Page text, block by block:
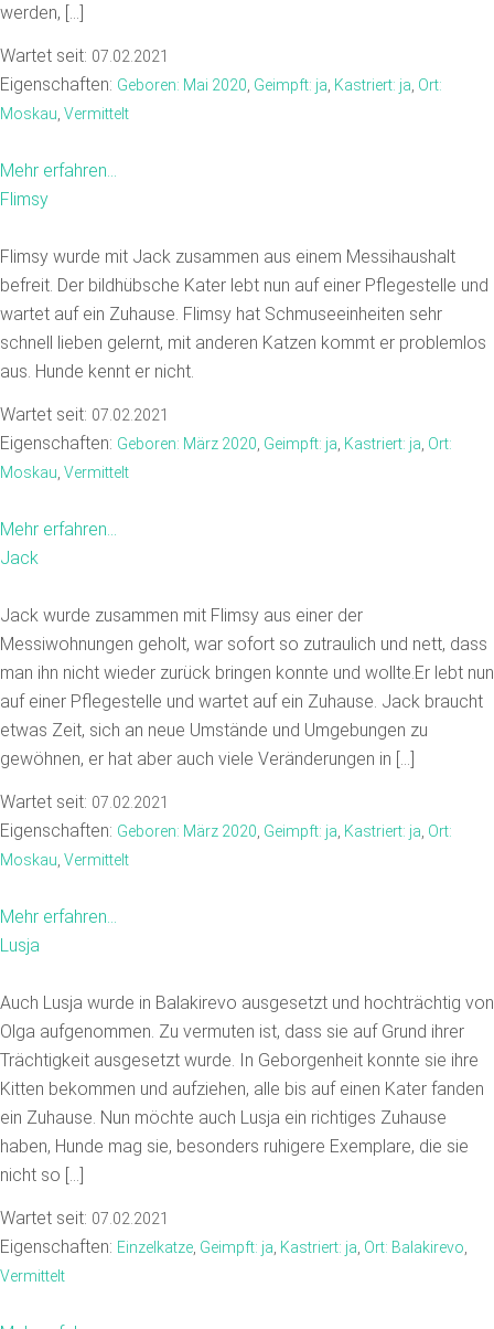
werden, […]
Wartet seit: 07.02.2021
Eigenschaften: Geboren: Mai 2020 Geimpft: ja Kastriert: ja Ort:
Moskau Vermittelt
Mehr erfahren...
Flimsy
Flimsy wurde mit Jack zusammen aus einem Messihaushalt
befreit. Der bildhübsche Kater lebt nun auf einer Pflegestelle und
wartet auf ein Zuhause. Flimsy hat Schmuseeinheiten sehr
schnell lieben gelernt, mit anderen Katzen kommt er problemlos
aus. Hunde kennt er nicht.
Wartet seit: 07.02.2021
Eigenschaften: Geboren: März 2020 Geimpft: ja Kastriert: ja Ort:
Moskau Vermittelt
Mehr erfahren...
Jack
Jack wurde zusammen mit Flimsy aus einer der
Messiwohnungen geholt, war sofort so zutraulich und nett, dass
man ihn nicht wieder zurück bringen konnte und wollte.Er lebt nun
auf einer Pflegestelle und wartet auf ein Zuhause. Jack braucht
etwas Zeit, sich an neue Umstände und Umgebungen zu
gewöhnen, er hat aber auch viele Veränderungen in […]
Wartet seit: 07.02.2021
Eigenschaften: Geboren: März 2020 Geimpft: ja Kastriert: ja Ort:
Moskau Vermittelt
Mehr erfahren...
Lusja
Auch Lusja wurde in Balakirevo ausgesetzt und hochträchtig von
Olga aufgenommen. Zu vermuten ist, dass sie auf Grund ihrer
Trächtigkeit ausgesetzt wurde. In Geborgenheit konnte sie ihre
Kitten bekommen und aufziehen, alle bis auf einen Kater fanden
ein Zuhause. Nun möchte auch Lusja ein richtiges Zuhause
haben, Hunde mag sie, besonders ruhigere Exemplare, die sie
nicht so […]
Wartet seit: 07.02.2021
Eigenschaften: Einzelkatze Geimpft: ja Kastriert: ja Ort: Balakirevo
Vermittelt